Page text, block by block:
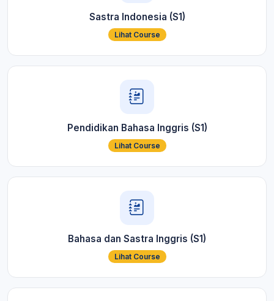
Sastra Indonesia (S1)
Lihat Course
Pendidikan Bahasa Inggris (S1)
Lihat Course
Bahasa dan Sastra Inggris (S1)
Lihat Course